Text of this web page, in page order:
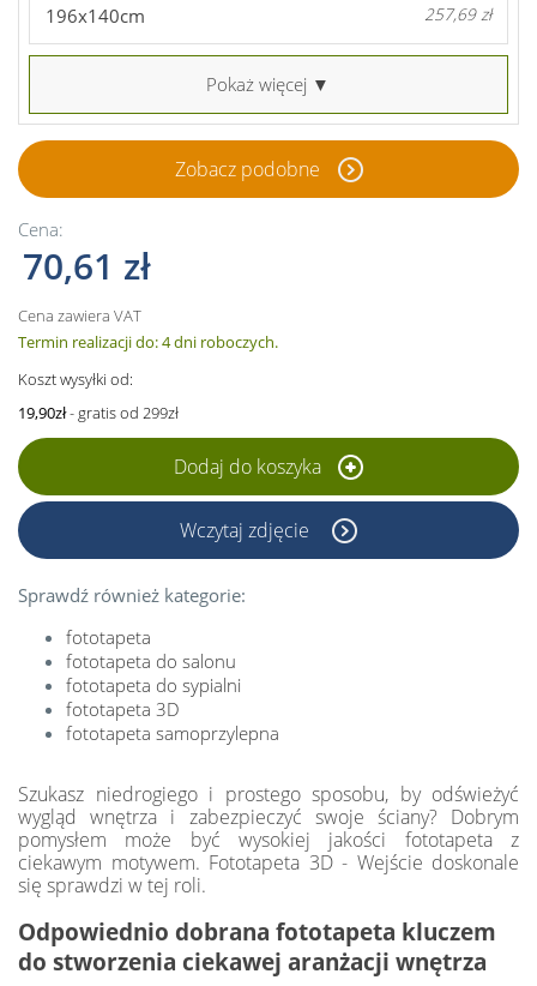
196x140cm 257,69 zł
Pokaż więcej ▼
Zobacz podobne
Cena:
70,61 zł
Cena zawiera VAT
Termin realizacji do: 4 dni roboczych.
Koszt wysyłki od:
19,90zł- gratis od 299zł
Dodaj do koszyka
Wczytaj zdjęcie
Sprawdź również kategorie:
fototapeta
fototapeta do salonu
fototapeta do sypialni
fototapeta 3D
fototapeta samoprzylepna
Szukasz niedrogiego i prostego sposobu, by odświeżyć
wygląd wnętrza i zabezpieczyć swoje ściany? Dobrym
pomysłem może być wysokiej jakości fototapeta z
ciekawym motywem. Fototapeta 3D - Wejście doskonale
się sprawdzi w tej roli.
Odpowiednio dobrana fototapeta kluczem
do stworzenia ciekawej aranżacji wnętrza